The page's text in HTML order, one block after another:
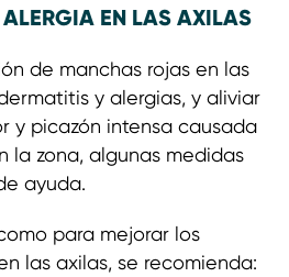
EN LAS AXILAS
de manchas rojas en las
y alergias, y aliviar
y picazón intensa causada
la zona, algunas medidas
ayuda.
para mejorar los
las axilas, se recomienda: